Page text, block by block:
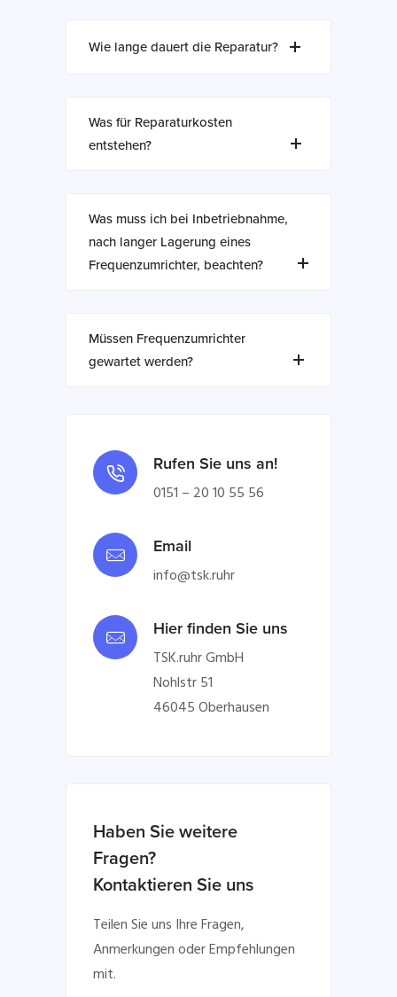
Wie lange dauert die Reparatur?
Was für Reparaturkosten
entstehen?
Was muss ich bei Inbetriebnahme,
nach langer Lagerung eines
Frequenzumrichter, beachten?
Müssen Frequenzumrichter
gewartet werden?
Rufen Sie uns an!
0151 – 20 10 55 56
Email
info@tsk.ruhr
Hier finden Sie uns
TSK.ruhr GmbH
Nohlstr 51
46045 Oberhausen
Haben Sie weitere
Fragen?
Kontaktieren Sie uns
Teilen Sie uns Ihre Fragen,
Anmerkungen oder Empfehlungen
mit.